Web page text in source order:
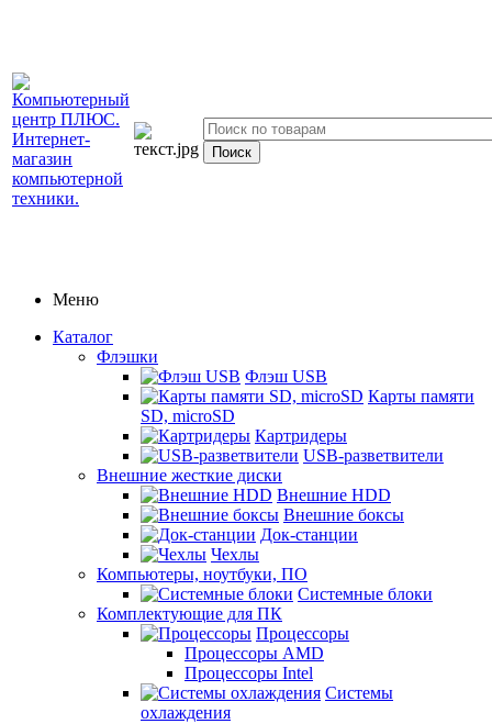
Меню
Каталог
Флэшки
Флэш USB
Карты памяти
SD, microSD
Картридеры
USB-разветвители
Внешние жесткие диски
Внешние HDD
Внешние боксы
Док-станции
Чехлы
Компьютеры, ноутбуки, ПО
Системные блоки
Комплектующие для ПК
Процессоры
Процессоры AMD
Процессоры Intel
Системы
охлаждения